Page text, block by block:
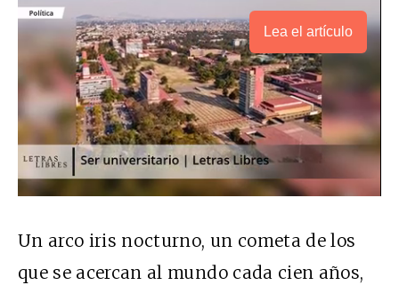
Lea el artículo
Un arco iris nocturno, un cometa de los
que se acercan al mundo cada cien años,